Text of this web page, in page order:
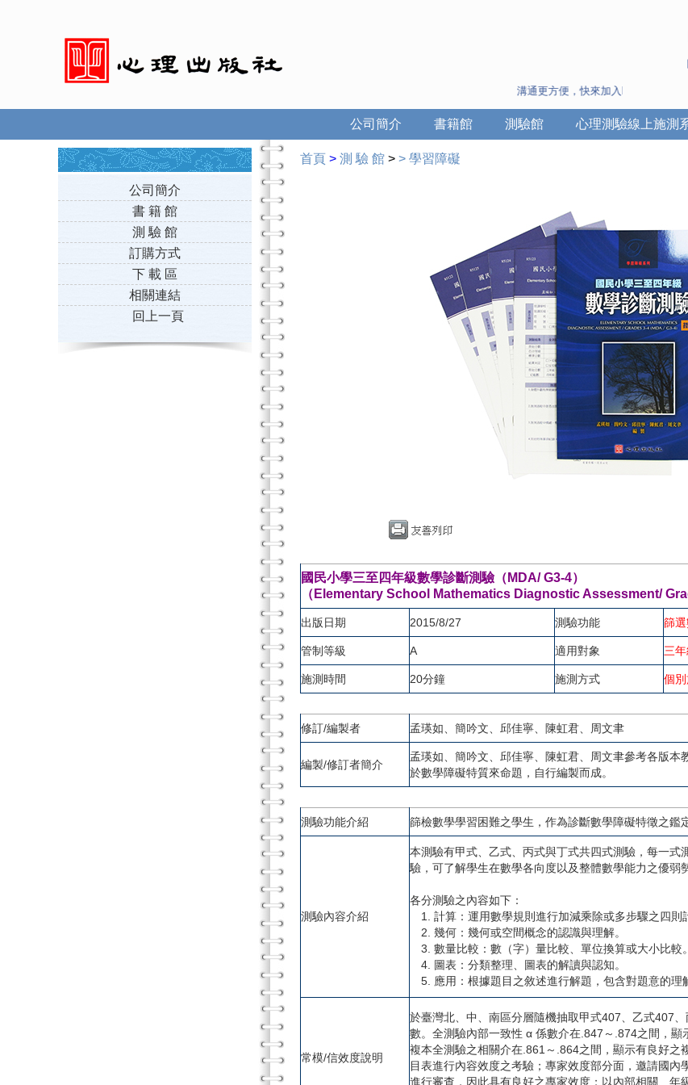
溝通更方便，快來加入Line 與 Wechat
心理測驗線上施測
測驗館
書籍館
公司簡介
公司簡介
書 籍 館
測 驗 館
訂購方式
下 載 區
相關連結
回上一頁
首頁 > 測 驗 館 > > 學習障礙
國民小學三至四年級數學診斷測驗（MDA/ G3-4）
（Elementary School Mathematics Diagnostic Assessment/
出版日期 2015/8/27 測驗功能 篩
管制等級 A 適用對象 三
施測時間 20分鐘 施測方式 個
修訂/編製者 孟瑛如、簡吟文、邱佳寧、陳虹君、周文聿
編製/修訂者簡介
孟瑛如、簡吟文、邱佳寧、陳虹君、周文聿參考各版
於數學障礙特質來命題，自行編製而成。
測驗功能介紹 篩檢數學學習困難之學生，作為診斷數學障礙特徵之鑑
測驗內容介紹
本測驗有甲式、乙式、丙式與丁式共四式測驗，每一
驗，可了解學生在數學各向度以及整體數學能力之優弱
各分測驗之內容如下：
1. 計算：運用數學規則進行加減乘除或多步驟之四則
2. 幾何：幾何或空間概念的認識與理解。
3. 數量比較：數（字）量比較、單位換算或大小比較。
4. 圖表：分類整理、圖表的解讀與認知。
5. 應用：根據題目之敘述進行解題，包含對題意的理
常模/信效度說明
於臺灣北、中、南區分層隨機抽取甲式407、乙式407
數。全測驗內部一致性 α 係數介在.847～.874之間，顯
複本全測驗之相關介在.861～.864之間，顯示有良好
目表進行內容效度之考驗；專家效度部分面，邀請國
進行審查，因此具有良好之專家效度；以內部相關、